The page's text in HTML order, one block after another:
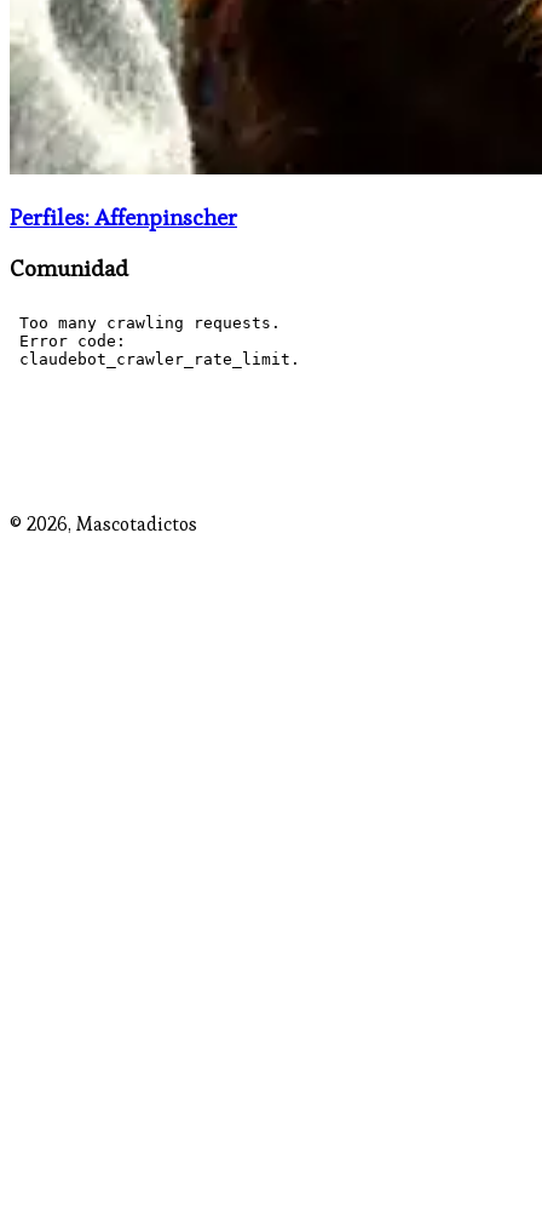
Perfiles: Affenpinscher
Comunidad
© 2026, Mascotadictos